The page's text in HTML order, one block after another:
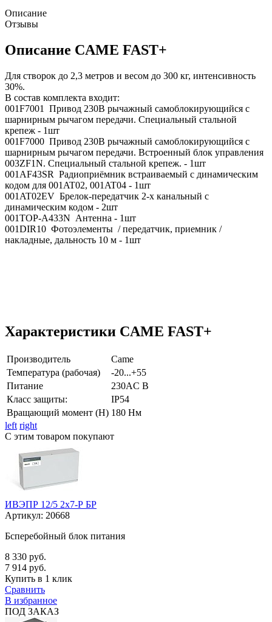
Описание
Отзывы
Описание CAME FAST+
Для створок до 2,3 метров и весом до 300 кг, интенсивность
30%.
В состав комплекта входит:
001F7001 Привод 230В рычажный самоблокирующийся с
шарнирным рычагом передачи. Специальный стальной
крепеж - 1шт
001F7000 Привод 230В рычажный самоблокирующийся с
шарнирным рычагом передачи. Встроенный блок управления
003ZF1N. Специальный стальной крепеж. - 1шт
001AF43SR Радиоприёмник встраиваемый с динамическим
кодом для 001AT02, 001AT04 - 1шт
001AT02EV Брелок-передатчик 2-х канальный с
динамическим кодом - 2шт
001TOP-A433N Антенна - 1шт
001DIR10 Фотоэлементы / передатчик, приемник /
накладные, дальность 10 м - 1шт
Характеристики CAME FAST+
Производитель
Came
Температура (рабочая)
-20...+55
Питание
230AC В
Класс защиты:
IP54
Вращающий момент (Н) 180 Нм
left right
С этим товаром покупают
ИВЭПР 12/5 2х7-Р БР
Артикул: 20668
Бсперебойный блок питания
8 330 руб.
7 914 руб.
Купить в 1 клик
Сравнить
В избранное
ПОД ЗАКАЗ